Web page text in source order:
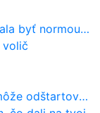
stojí priemerne 1251 eur!
nový trend